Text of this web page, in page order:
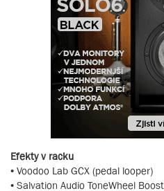
Efekty v racku
• Voodoo Lab GCX (pedal looper)
• Salvation Audio ToneWheel Boost